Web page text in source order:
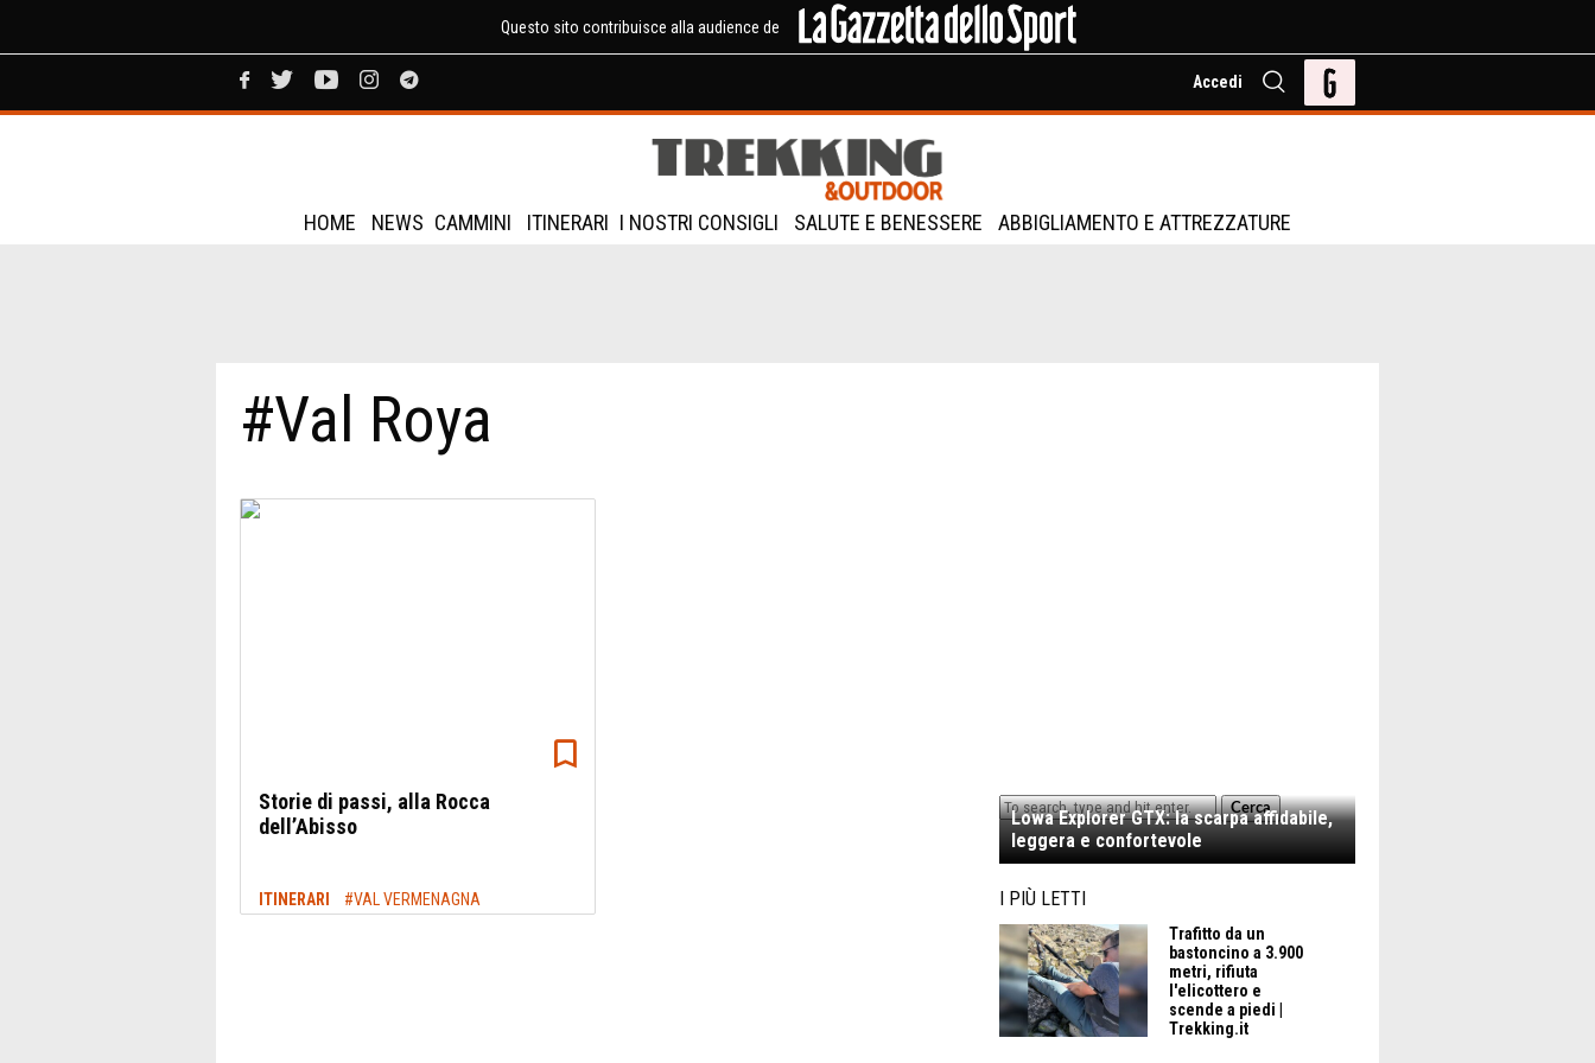
Questo sito contribuisce alla audience de
Accedi
HOME NEWS CAMMINI ITINERARI I NOSTRI CONSIGLI SALUTE E BENESSERE ABBIGLIAMENTO E ATTREZZATURE
#Val Roya
Storie di passi, alla Rocca
dell’Abisso
ITINERARI #VAL VERMENAGNA
Cerca
Lowa Explorer GTX: la scarpa affidabile,
leggera e confortevole
I PIÙ LETTI
Trafitto da un
bastoncino a 3.900
metri, rifiuta
l'elicottero e
scende a piedi |
Trekking.it